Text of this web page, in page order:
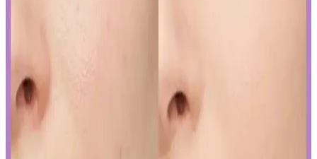
reaksiyonlar görülebilir.
Yapay Zeka ile Kozmetik Sektöründe Yenilikler ve
Sunduğu Faydalar
deneyimine kadar birçok alanda devrim yaratıyor. Sürdürülebilirlik